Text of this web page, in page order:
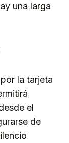
una larga
la tarjeta
el
de